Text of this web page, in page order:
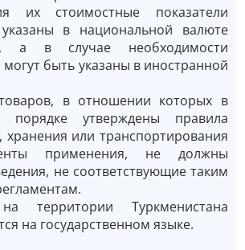
их стоимостные показатели
в национальной валюте
а в случае необходимости
быть указаны в иностранной
в отношении которых в
порядке утверждены правила
хранения или транспортирования
применения, не должны
не соответствующие таким
территории Туркменистана
на государственном языке.